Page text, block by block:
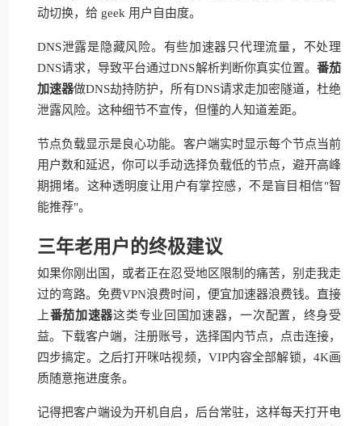
动切换，给 geek 用户自由度。
DNS泄露是隐藏风险。有些加速器只代理流量，不处理
DNS请求，导致平台通过DNS解析判断你真实位置。 番茄
加速器做DNS劫持防护，所有DNS请求走加密隧道，杜绝
泄露风险。这种细节不宣传，但懂的人知道差距。
节点负载显示是良心功能。客户端实时显示每个节点当前
用户数和延迟，你可以手动选择负载低的节点，避开高峰
期拥堵。这种透明度让用户有掌控感，不是盲目相信"智
能推荐"。
三年老用户的终极建议
如果你刚出国，或者正在忍受地区限制的痛苦，别走我走
过的弯路。免费VPN浪费时间，便宜加速器浪费钱。直接
上番茄加速器这类专业回国加速器，一次配置，终身受
益。下载客户端，注册账号，选择国内节点，点击连接，
四步搞定。之后打开咪咕视频，VIP内容全部解锁，4K画
质随意拖进度条。
记得把客户端设为开机自启，后台常驻，这样每天打开电